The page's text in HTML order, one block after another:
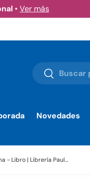
• Ver más
Buscar
Buscar
Novedades
Historia de un alma - Libro | Librería Paulinas